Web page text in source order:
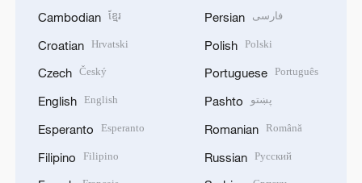
Cambodian ខ្មែរ
Croatian Hrvatski
Czech Český
English English
Esperanto Esperanto
Filipino Filipino
Persian فارسی
Polish Polski
Portuguese Português
Pashto پښتو
Romanian Română
Russian Русский